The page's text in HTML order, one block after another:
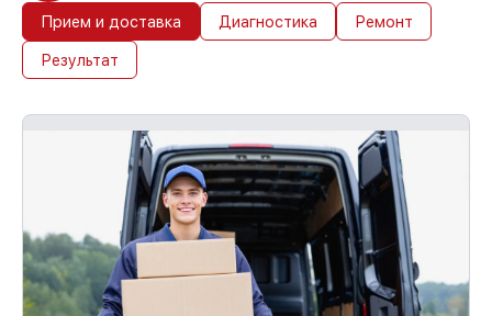
Прием и доставка Диагностика Ремонт
Результат